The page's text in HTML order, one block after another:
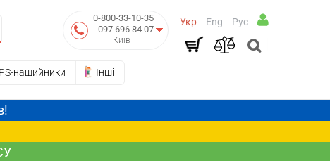
0-800-33-10-35
097 696 84 07
Київ
Укр Eng Рус
нашийники Інші